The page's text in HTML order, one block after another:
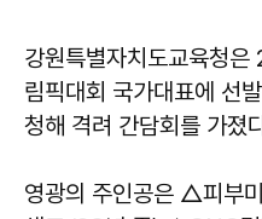
강원특별자치도교육청
림픽대회 국가대표에 선
청해 격려 간담회를 가졌
영광의 주인공은 △피부